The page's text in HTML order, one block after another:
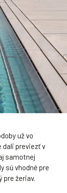
už vo
dali previezť v
samotnej
sú vhodné pre
pre žeriav.